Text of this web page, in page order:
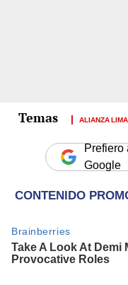
ALIANZA LIMA
Prefiero
Google